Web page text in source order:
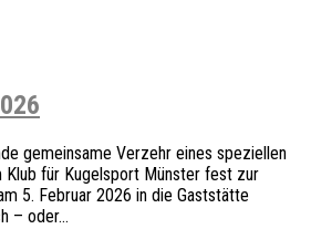
gemeinsame Verzehr eines speziellen
Klub für Kugelsport Münster fest zur
5. Februar 2026 in die Gaststätte
– oder...